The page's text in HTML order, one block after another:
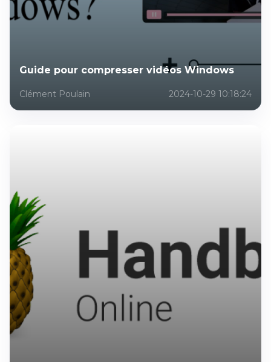
Guide pour compresser vidéos Windows
Clément Poulain 2024-10-29 10:18:24